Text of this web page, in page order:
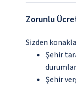
Zorunlu
Sizden
Şehir
Şehir